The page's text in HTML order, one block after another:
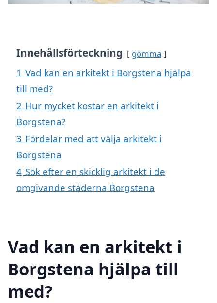
Innehållsförteckning gömma
1 Vad kan en arkitekt i Borgstena hjälpa
till med?
2 Hur mycket kostar en arkitekt i
Borgstena?
3 Fördelar med att välja arkitekt i
Borgstena
4 Sök efter en skicklig arkitekt i de
omgivande städerna Borgstena
Vad kan en arkitekt i
Borgstena hjälpa till
med?